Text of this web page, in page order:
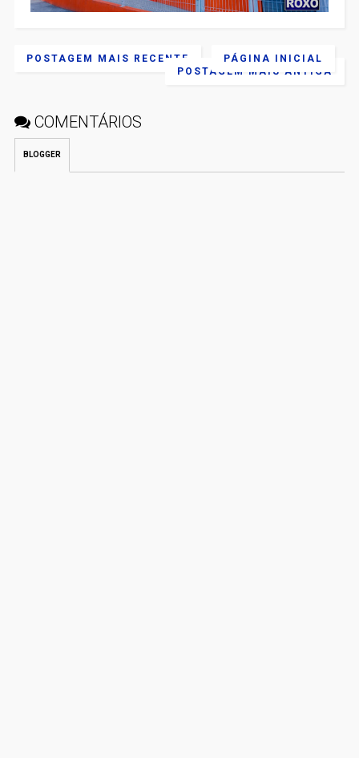
POSTAGEM MAIS RECENTE
POSTAGEM MAIS ANTIGA
PÁGINA INICIAL
COMENTÁRIOS
BLOGGER